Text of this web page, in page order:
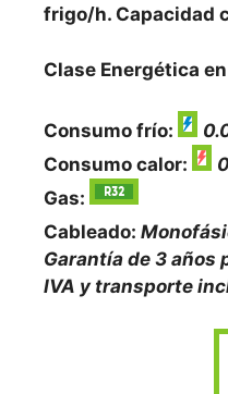
frigo/h. Capacidad
Clase Energética
Consumo frío:
Consumo calor:
Gas:
Cableado:
Garantía de 3
IVA y transporte